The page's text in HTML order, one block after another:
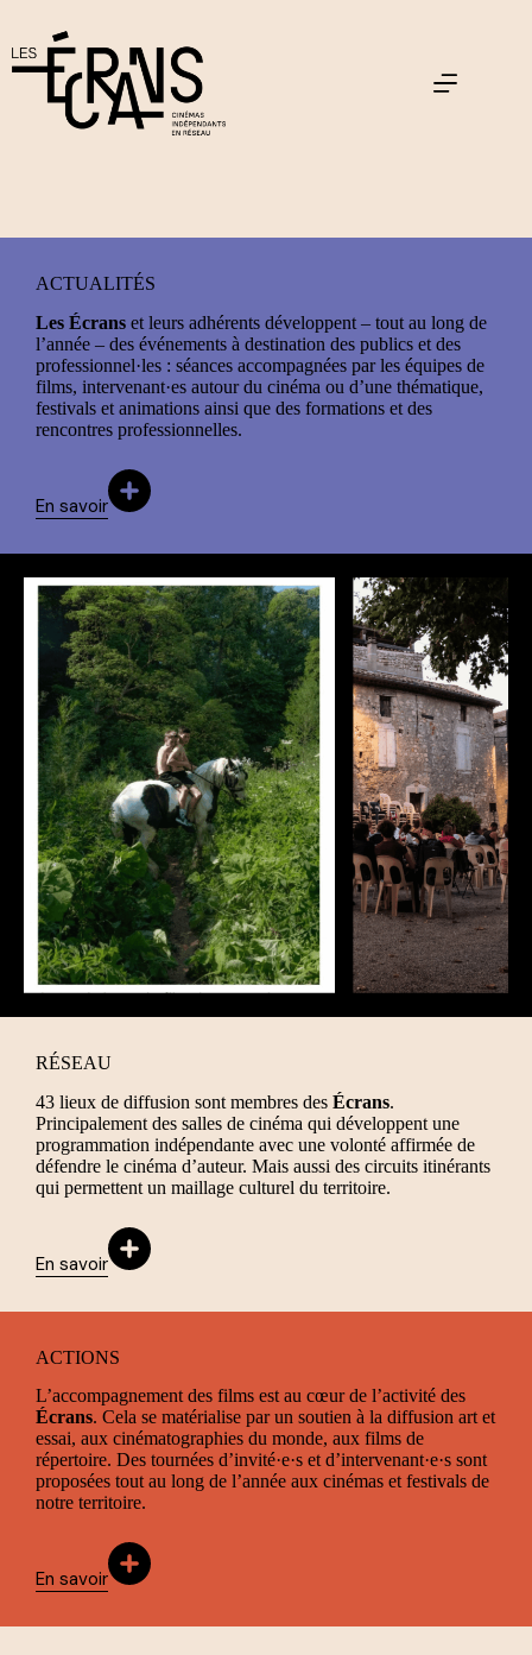
contenu
ACTUALITÉS
Les Écrans et leurs adhérents développent – tout au long de
l’année – des événements à destination des publics et des
professionnel·les : séances accompagnées par les équipes de
films, intervenant·es autour du cinéma ou d’une thématique,
festivals et animations ainsi que des formations et des
rencontres professionnelles.
En savoir
RÉSEAU
43 lieux de diffusion sont membres des Écrans.
Principalement des salles de cinéma qui développent une
programmation indépendante avec une volonté affirmée de
défendre le cinéma d’auteur. Mais aussi des circuits itinérants
qui permettent un maillage culturel du territoire.
En savoir
ACTIONS
L’accompagnement des films est au cœur de l’activité des
Écrans. Cela se matérialise par un soutien à la diffusion art et
essai, aux cinématographies du monde, aux films de
répertoire. Des tournées d’invité·e·s et d’intervenant·e·s sont
proposées tout au long de l’année aux cinémas et festivals de
notre territoire.
En savoir